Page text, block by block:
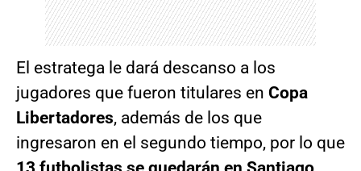
El estratega le dará descanso a los
jugadores que fueron titulares en Copa
Libertadores, además de los que
ingresaron en el segundo tiempo, por lo que